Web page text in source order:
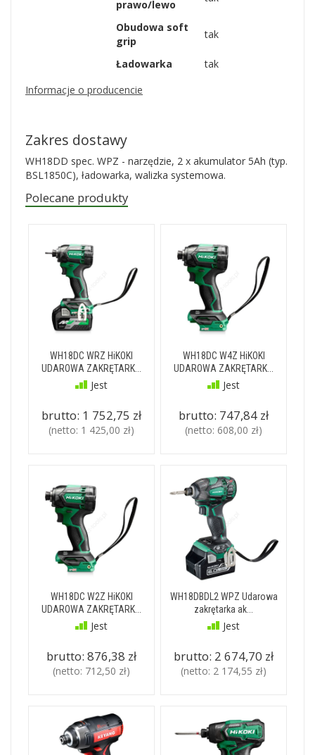
prawo/lewo
Obudowa soft
grip
tak
Ładowarka
tak
Informacje o producencie
Zakres dostawy
WH18DD spec. WPZ - narzędzie, 2 x akumulator 5Ah (typ.
BSL1850C), ładowarka, walizka systemowa.
Polecane produkty
WH18DC WRZ HiKOKI
UDAROWA ZAKRĘTARK...
Jest
brutto: 1 752,75 zł
(netto: 1 425,00 zł)
WH18DC W4Z HiKOKI
UDAROWA ZAKRĘTARK...
Jest
brutto: 747,84 zł
(netto: 608,00 zł)
WH18DC W2Z HiKOKI
UDAROWA ZAKRĘTARK...
Jest
brutto: 876,38 zł
(netto: 712,50 zł)
WH18DBDL2 WPZ Udarowa
zakrętarka ak...
Jest
brutto: 2 674,70 zł
(netto: 2 174,55 zł)